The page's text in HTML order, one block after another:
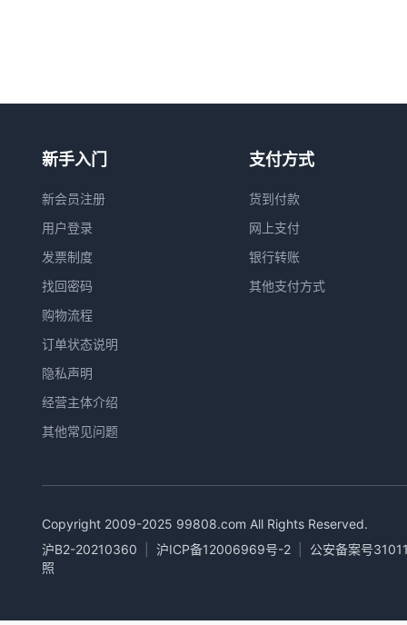
新手入门
新会员注册
用户登录
发票制度
找回密码
购物流程
订单状态说明
隐私声明
经营主体介绍
其他常见问题
支付方式
货到付款
网上支付
银行转账
其他支付方式
Copyright 2009-2025 99808.com All Rights Reserved.
沪B2-20210360
沪ICP备12006969号-2
公安备案号
照